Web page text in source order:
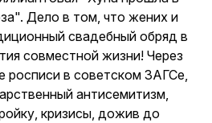
Дело в том, что жених и
свадебный обряд в
совместной жизни! Через
росписи в советском ЗАГСе,
антисемитизм,
кризисы, дожив до